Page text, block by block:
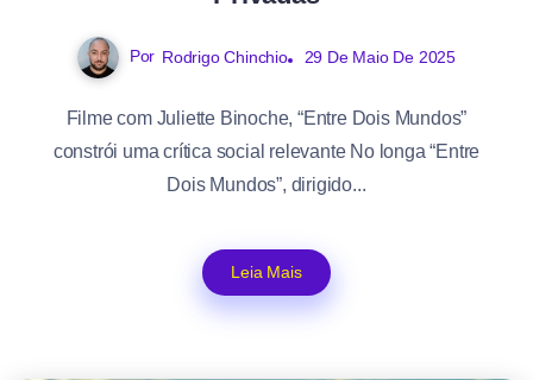
Por Rodrigo Chinchio 29 De Maio De 2025
Filme com Juliette Binoche, “Entre Dois Mundos”
constrói uma crítica social relevante No longa “Entre
Dois Mundos”, dirigido...
Leia Mais